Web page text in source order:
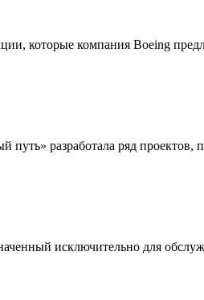
которые компания Boeing
разработала ряд проектов,
исключительно для